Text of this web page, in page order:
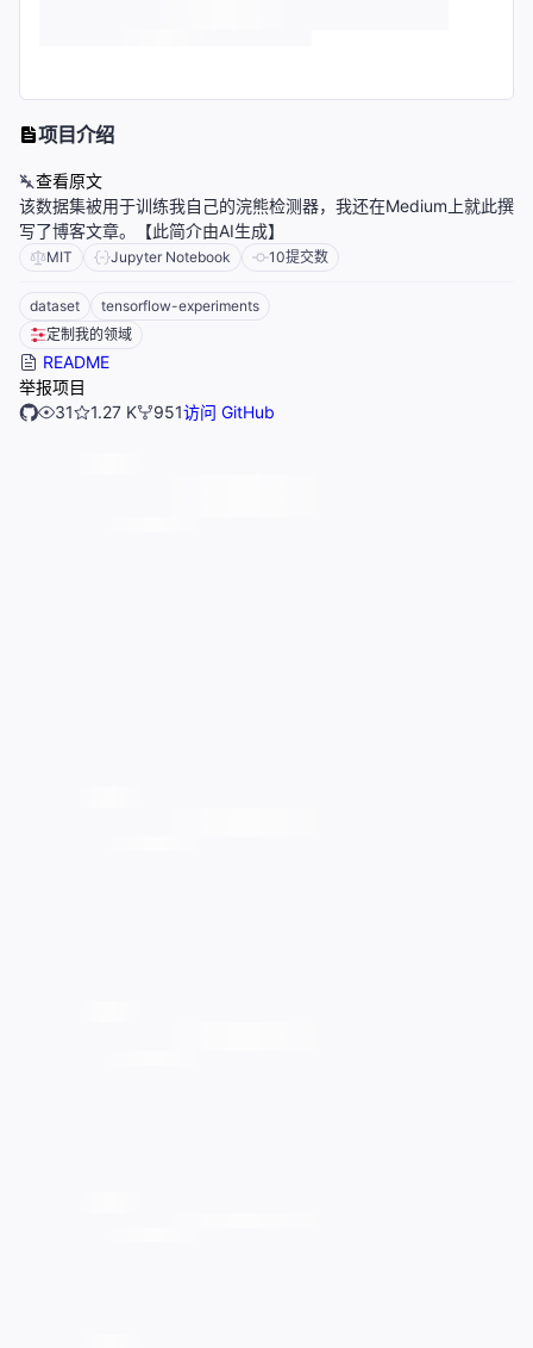
项目介绍
查看原文
该数据集被用于训练我自己的浣熊检测器，我还在Medium上就此撰
写了博客文章。【此简介由AI生成】
MIT Jupyter Notebook 10提交数
dataset
tensorflow-experiments
定制我的领域
README
举报项目
31
1.27 K 951访问 GitHub